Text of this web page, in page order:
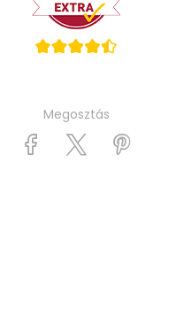
Megosztás